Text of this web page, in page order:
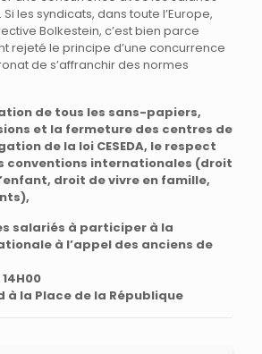
les syndicats, dans toute l’Europe,
Bolkestein, c’est bien parce
rejeté le principe d’une concurrence
de s’affranchir des normes
de tous les sans-papiers,
et la fermeture des centres de
de la loi CESEDA, le respect
conventions internationales (droit
droit de vivre en famille,
salariés à participer à la
à l’appel des anciens de
à la Place de la République